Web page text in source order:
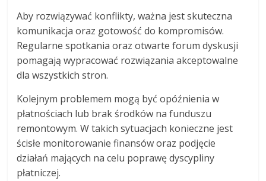
Aby rozwiązywać konflikty, ważna jest skuteczna
komunikacja oraz gotowość do kompromisów.
Regularne spotkania oraz otwarte forum dyskusji
pomagają wypracować rozwiązania akceptowalne
dla wszystkich stron.
Kolejnym problemem mogą być opóźnienia w
płatnościach lub brak środków na funduszu
remontowym. W takich sytuacjach konieczne jest
ścisłe monitorowanie finansów oraz podjęcie
działań mających na celu poprawę dyscypliny
płatniczej.